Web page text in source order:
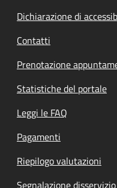
Dichiarazione di
Contatti
Prenotazione
Statistiche del portale
Leggi le FAQ
Pagamenti
Riepilogo valutazioni
Segnalazione disservizio